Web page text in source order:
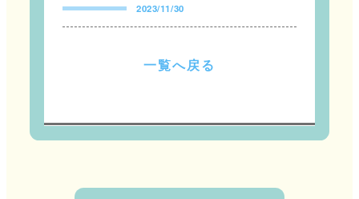
2023/11/30
一覧へ戻る